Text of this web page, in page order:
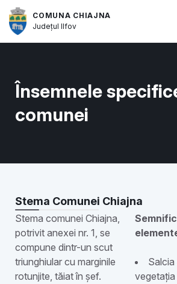
COMUNA CHIAJNA
JudețulIlfov
Însemnele
comunei
Stema Comunei Chiajna
Stema comunei Chiajna,
potrivit anexei nr. 1, se
compune dintr-un scut
triunghiular cu marginile
rotunjite, tăiat în șef.